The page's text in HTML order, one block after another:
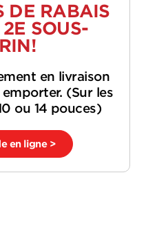
DE RABAIS
SOUS-
en livraison
(Sur les
ou 14 pouces)
en ligne >